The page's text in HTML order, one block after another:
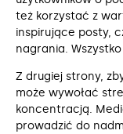
też korzystać z
inspirujące posty,
nagrania.
Z drugiej strony,
może wywołać
koncentracją.
prowadzić do